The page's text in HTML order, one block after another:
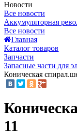
Новости
Все новости
Аккумуляторная
Все новости
Главная
Каталог товаров
Запчасти
Запасные части для
Коническая
11